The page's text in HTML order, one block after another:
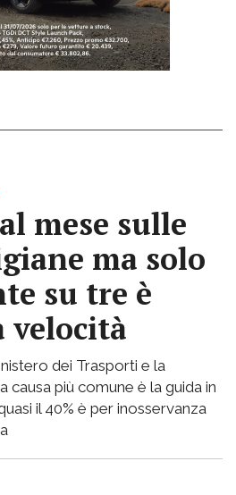
mese sulle
ma solo
su tre è
velocità
dei Trasporti e la
causa più comune è la guida in
il 40% è per inosservanza